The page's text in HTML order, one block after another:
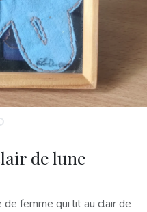
de lune
femme qui lit au clair de